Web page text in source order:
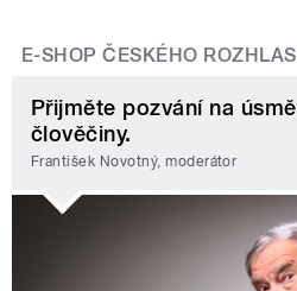
E-SHOP ČESKÉHO
Přijměte pozvání na
člověčiny.
František Novotný, moderátor